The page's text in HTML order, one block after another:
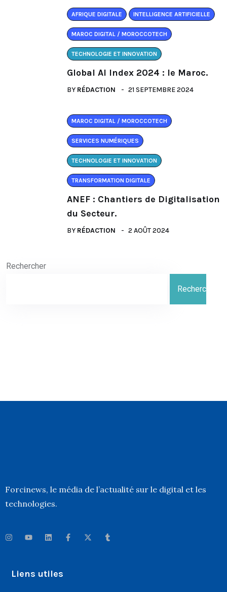
AFRIQUE DIGITALE INTELLIGENCE ARTIFICIELLE
MAROC DIGITAL / MOROCCOTECH
TECHNOLOGIE ET INNOVATION
Global AI Index 2024 : le Maroc.
BY RÉDACTION 21 SEPTEMBRE 2024
MAROC DIGITAL / MOROCCOTECH
SERVICES NUMÉRIQUES
TECHNOLOGIE ET INNOVATION
TRANSFORMATION DIGITALE
ANEF : Chantiers de Digitalisation
du Secteur.
BY RÉDACTION 2 AOÛT 2024
Rechercher
Rechercher
Forcinews, le média de l’actualité sur le digital et les
technologies.
Liens utiles